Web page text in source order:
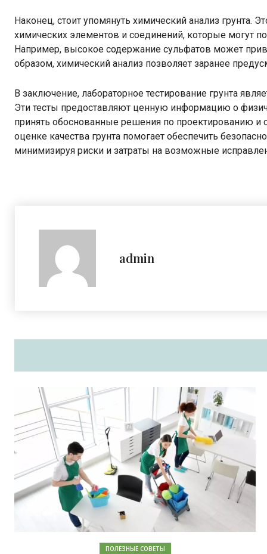
Наконец, стоит упомянуть химический анализ грунта.
химических элементов и соединений, которые могут
Например, высокое содержание сульфатов может
образом, химический анализ позволяет заранее
В заключение, лабораторное тестирование грунта
Эти тесты предоставляют ценную информацию о
принять обоснованные решения по проектированию и
оценке качества грунта помогает обеспечить
минимизируя риски и затраты на возможные
admin
ПОЛЕЗНЫЕ СОВЕТЫ